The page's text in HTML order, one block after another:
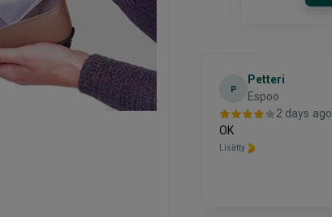
P
Petteri
Espoo
2 days ago
OK
Lisätty